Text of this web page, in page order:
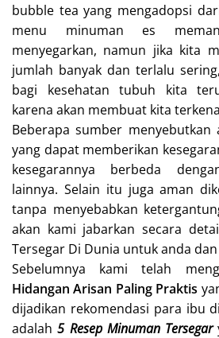
bubble tea yang mengadopsi
menu minuman es
menyegarkan, namun jika kita
jumlah banyak dan terlalu
bagi kesehatan tubuh kita
karena akan membuat kita
Beberapa sumber
yang dapat memberikan
kesegarannya berbeda
lainnya. Selain itu juga aman
tanpa menyebabkan
akan kami jabarkan secara
Tersegar Di Dunia untuk anda
Sebelumnya kami telah
Hidangan Arisan Paling Praktis
dijadikan rekomendasi para ibu
adalah5 Resep Minuman Tersegar